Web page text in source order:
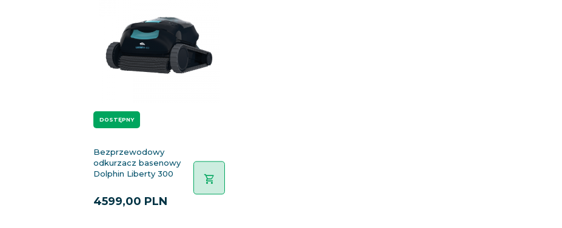
DOSTĘPNY
Bezprzewodowy
odkurzacz basenowy
Dolphin Liberty 300
4599,00 PLN